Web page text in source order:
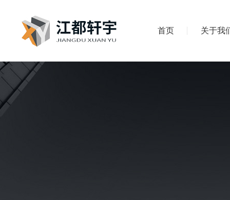
首页 关于我